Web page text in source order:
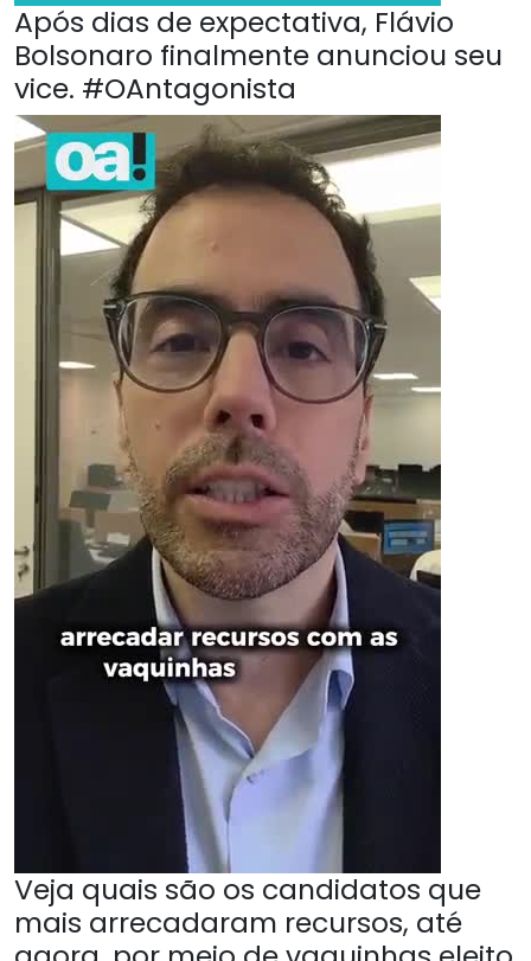
Após dias de expectativa, Flávio
Bolsonaro finalmente anunciou seu
vice. #OAntagonista
Veja quais são os candidatos que
mais arrecadaram recursos, até